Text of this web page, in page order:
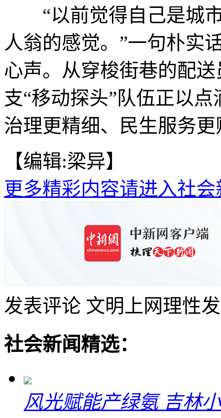
“以前觉得自己是城市
人翁的感觉。”一句朴实
心声。从穿梭街巷的配
支“移动探头”队伍正以
治理更精细、民生服务
【编辑:梁异】
更多精彩内容请进入社会
发表评论 文明上网理性
社会新闻精选：
风光赋能产绿氨 吉林